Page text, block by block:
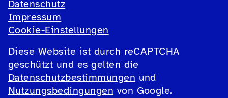
Datenschutz
Impressum
Cookie-Einstellungen
Diese Website ist durch reCAPTCHA
geschützt und es gelten die
Datenschutzbestimmungen und
Nutzungsbedingungen von Google.